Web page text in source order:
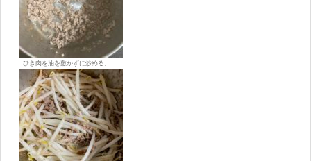
ひき肉を油を敷かずに炒める。